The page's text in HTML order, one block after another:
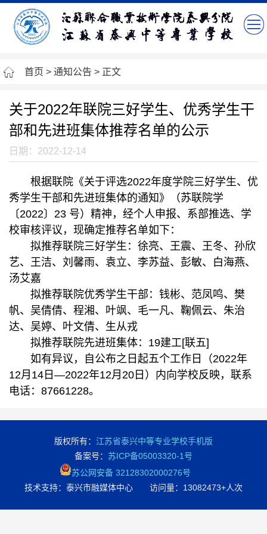
首页 > 通知公告 > 正文
关于2022年联院三好学生、优秀学生干
部和先进班集体推荐名单的公示
日期：2022-12-14
根据联院《关于评选2022年度学院三好学生、优
秀学生干部和先进班集体的通知》（苏联院学
〔2022〕23 号）精神，经个人申报、系部推选、学
校审核评议，现确定推荐名单如下：
拟推荐联院三好学生：徐亮、王震、王冬、孙欣
艺、王洁、刘馨雨、袁立、李苏益、彭敏、白海燕、
汤艾嘉
拟推荐联院优秀学生干部：钱彬、范凤鸣、樊
帆、吴倩倩、程湘、叶飒、毛一凡、鞠佩云、朱治
达、吴婷、叶文倩、生从戎
拟推荐联院先进班集体：19建工[联五]
如有异议，自公布之日起五个工作日（2022年
12月14日—2022年12月20日）内向学校反映，联系
电话：87661228。
版权所有： 江苏省泰兴中等专业学校手机版
备案号： 苏ICP备05003320-1号
苏公网安备 32128302000276号
技术支持：泰兴市融媒体中心 访问量： 13082473+人次